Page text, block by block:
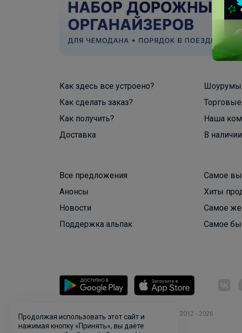
Как здесь все устроено?
Как сделать заказ?
Как получить?
Доставка
Шоурумы
Наша
В наличии
Все предложения
Анонсы
Новости
Поддержка альпак
Самое
Хиты
Самое
Самое
© ООО "Лявита", ОГРН 1122468054070, 2012 - 2026
Политика конфиденциальности
Продолжая использовать этот сайт и
нажимая кнопку «Принять», вы даёте